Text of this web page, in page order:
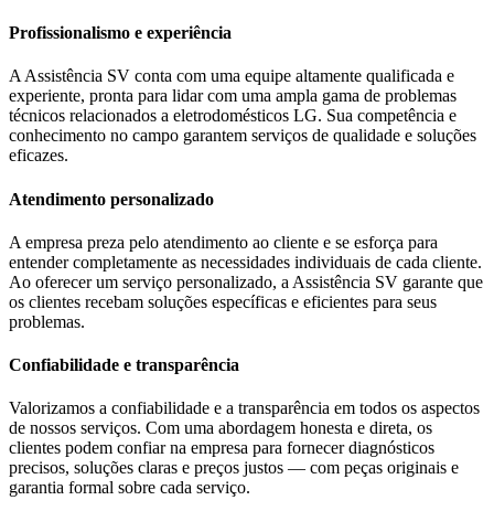
Profissionalismo e experiência
A Assistência SV conta com uma equipe altamente qualificada e
experiente, pronta para lidar com uma ampla gama de problemas
técnicos relacionados a eletrodomésticos LG. Sua competência e
conhecimento no campo garantem serviços de qualidade e soluções
eficazes.
Atendimento personalizado
A empresa preza pelo atendimento ao cliente e se esforça para
entender completamente as necessidades individuais de cada cliente.
Ao oferecer um serviço personalizado, a Assistência SV garante que
os clientes recebam soluções específicas e eficientes para seus
problemas.
Confiabilidade e transparência
Valorizamos a confiabilidade e a transparência em todos os aspectos
de nossos serviços. Com uma abordagem honesta e direta, os
clientes podem confiar na empresa para fornecer diagnósticos
precisos, soluções claras e preços justos — com peças originais e
garantia formal sobre cada serviço.